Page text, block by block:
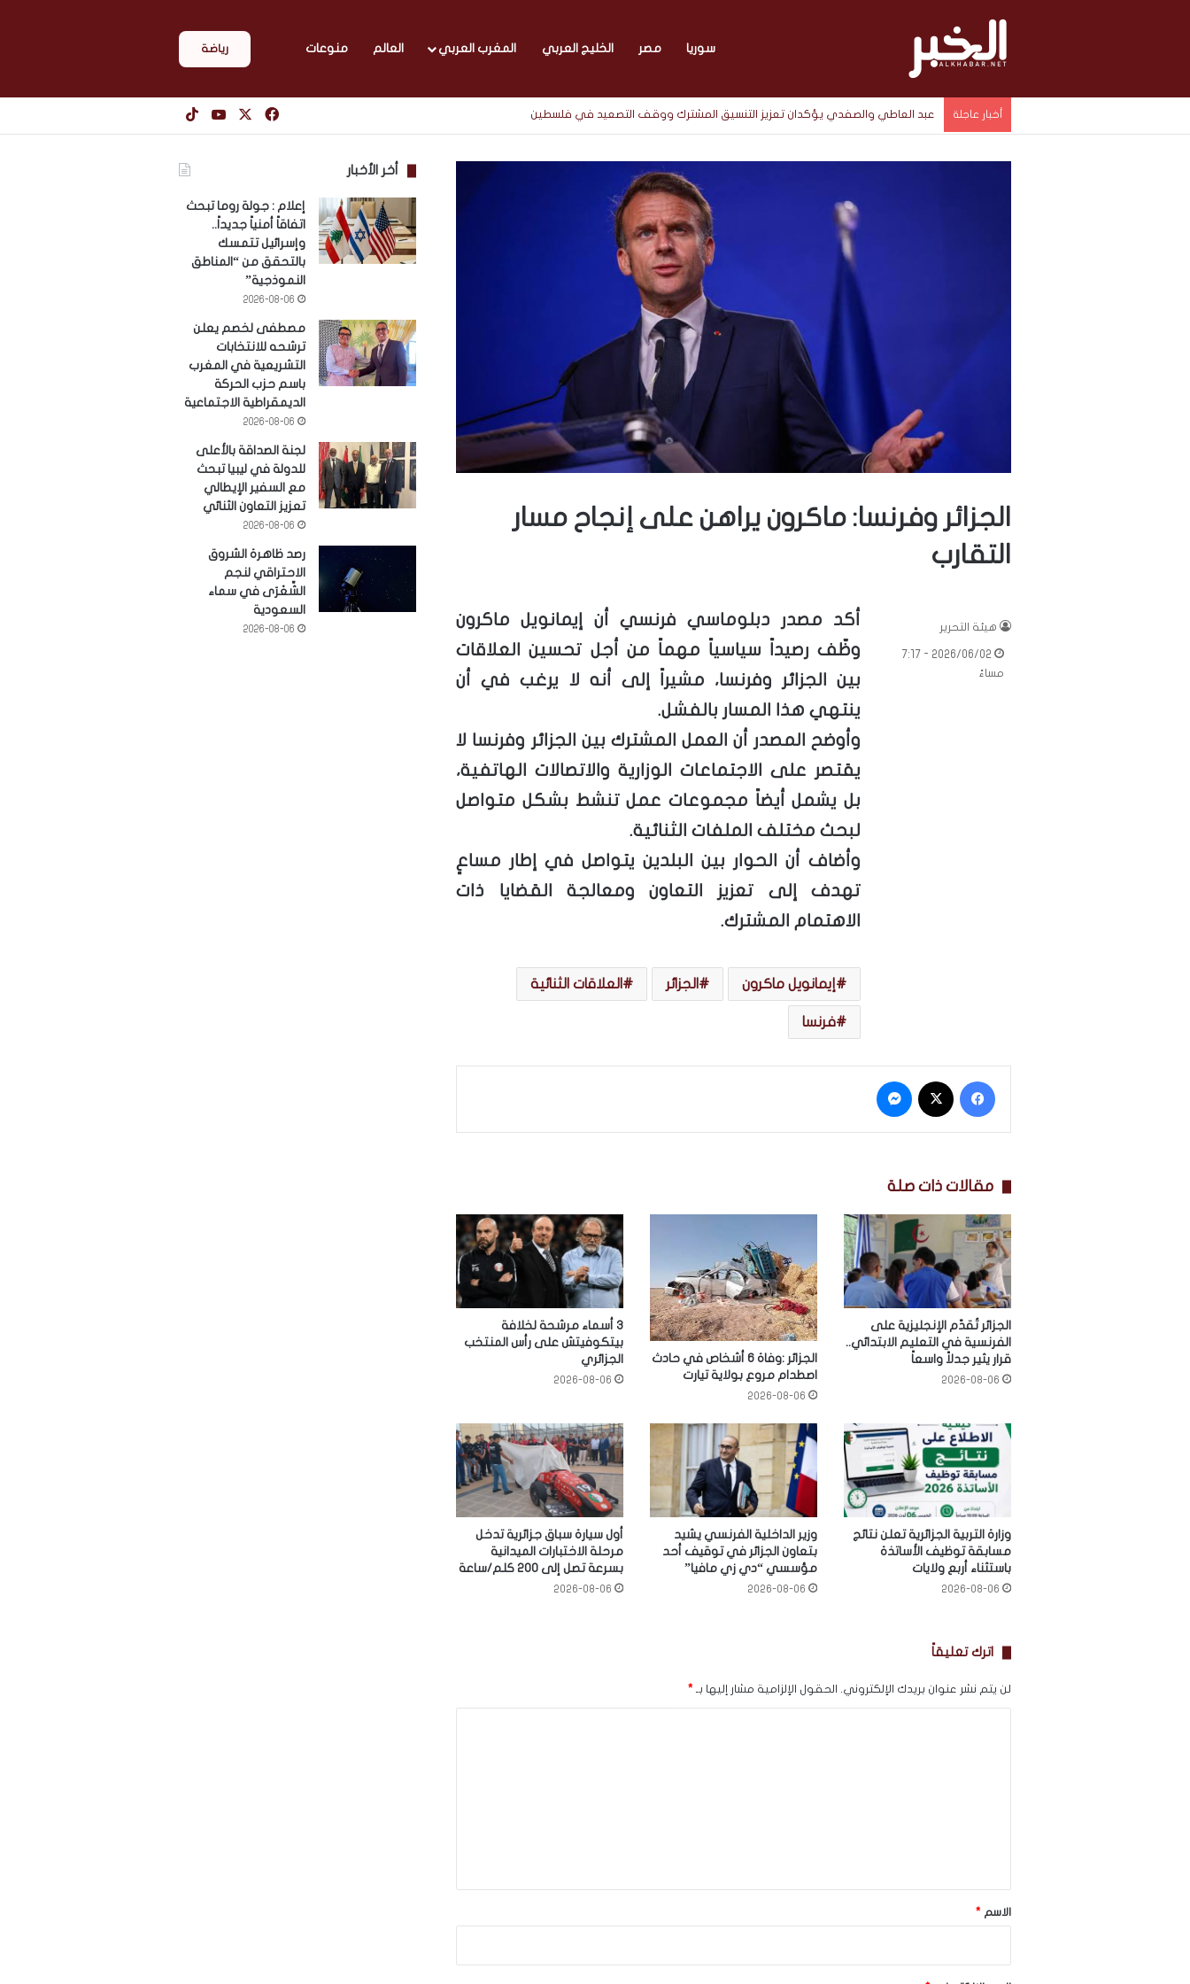
سوريا مصر الخليج العربي المغرب العربي العالم منوعات رياضة
أخبار عاجلة عبد العاطي والصفدي يؤكدان تعزيز التنسيق المشترك ووقف التصعيد في فلسطين فيسبوك‫YouTube
الجزائر وفرنسا: ماكرون يراهن على إنجاح مسار
التقارب
أكد مصدر دبلوماسي فرنسي أن إيمانويل ماكرون
وظّف رصيداً سياسياً مهماً من أجل تحسين العلاقات
بين الجزائر وفرنسا، مشيراً إلى أنه لا يرغب في أن
ينتهي هذا المسار بالفشل.
وأوضح المصدر أن العمل المشترك بين الجزائر وفرنسا لا
يقتصر على الاجتماعات الوزارية والاتصالات الهاتفية،
بل يشمل أيضاً مجموعات عمل تنشط بشكل متواصل
لبحث مختلف الملفات الثنائية.
وأضاف أن الحوار بين البلدين يتواصل في إطار مساعٍ
تهدف إلى تعزيز التعاون ومعالجة القضايا ذات
الاهتمام المشترك.
إيمانويل ماكرون الجزائر العلاقات الثنائية
فرنسا
هيئة التحرير
2026/06/02 - 7:17
مساءً
فيسبوك
مقالات ذات صلة
الجزائر تُقدّم الإنجليزية على
الفرنسية في التعليم الابتدائي..
قرار يثير جدلاً واسعاً
2026-08-06
الجزائر :وفاة 6 أشخاص في حادث
اصطدام مروع بولاية تيارت
2026-08-06
3 أسماء مرشحة لخلافة
بيتكوفيتش على رأس المنتخب
الجزائري
2026-08-06
وزارة التربية الجزائرية تعلن نتائج
مسابقة توظيف الأساتذة
باستثناء أربع ولايات
2026-08-06
وزير الداخلية الفرنسي يشيد
بتعاون الجزائر في توقيف أحد
مؤسسي “دي زي مافيا”
2026-08-06
أول سيارة سباق جزائرية تدخل
مرحلة الاختبارات الميدانية
بسرعة تصل إلى 200 كلم/ساعة
2026-08-06
اترك تعليقاً
لن يتم نشر عنوان بريدك الإلكتروني. الحقول الإلزامية مشار إليها بـ *
*الاسم *
أخر الأخبار
إعلام : جولة روما تبحث
اتفاقاً أمنياً جديداً..
وإسرائيل تتمسك
بالتحقق من “المناطق
النموذجية”
2026-08-06
مصطفى لخصم يعلن
ترشحه للانتخابات
التشريعية في المغرب
باسم حزب الحركة
الديمقراطية الاجتماعية
2026-08-06
لجنة الصداقة بالأعلى
للدولة في ليبيا تبحث
مع السفير الإيطالي
تعزيز التعاون الثنائي
2026-08-06
رصد ظاهرة الشروق
الاحتراقي لنجم
الشِّعْرَى في سماء
السعودية
2026-08-06